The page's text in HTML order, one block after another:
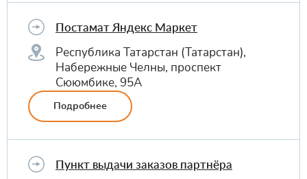
Постамат Яндекс Маркет
Республика Татарстан (Татарстан),
Набережные Челны, проспект
Сююмбике, 95А
Подробнее
Пункт выдачи заказов партнёра